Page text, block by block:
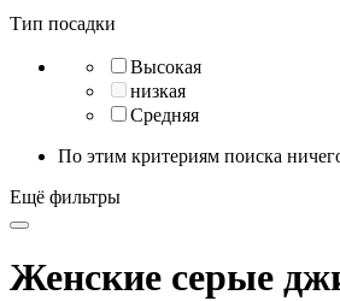
Тип посадки
Высокая
низкая
Средняя
По этим критериям поиска
Ещё фильтры
Женские серые